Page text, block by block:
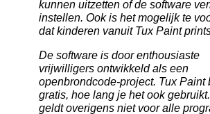
kunnen uitzetten of de software
instellen. Ook is het mogelijk te
dat kinderen vanuit Tux Paint
De software is door enthousiaste
vrijwilligers ontwikkeld als een
openbrondcode-project. Tux Paint
gratis, hoe lang je het ook
geldt overigens niet voor alle